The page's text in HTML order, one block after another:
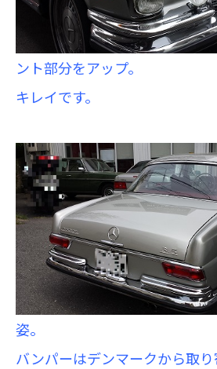
ント部分をアップ。
キレイです。
姿。
バンパーはデンマークから取り